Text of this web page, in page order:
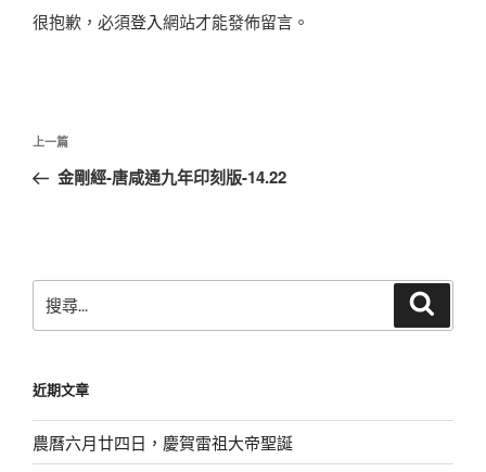
很抱歉，必須登入網站才能發佈留言。
文
導
上
一
上一篇
金剛經-唐咸通九年印刻版-14.22
尋
字:
近期文章
農曆六月廿四日，慶賀雷祖大帝聖誕